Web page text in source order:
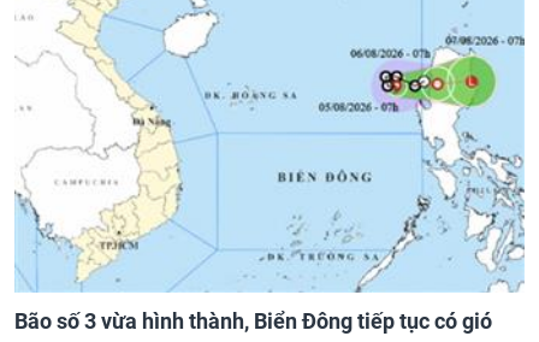
Bão số 3 vừa hình thành, Biển Đông tiếp tục có gió